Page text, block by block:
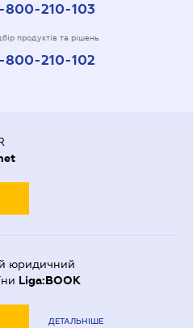
800-210-103
продуктів та рішень
800-210-102
юридичний
Liga:BOOK
ДЕТАЛЬНІШЕ